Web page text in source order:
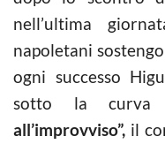
nell’ultima
napoletani
ogni successo
sotto la
all’improvviso”, il